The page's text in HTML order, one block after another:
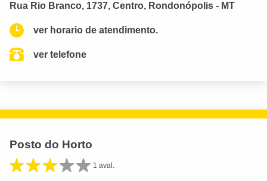
Rua Rio Branco, 1737, Centro, Rondonópolis - MT
ver horario de atendimento.
ver telefone
Posto do Horto
1 aval.